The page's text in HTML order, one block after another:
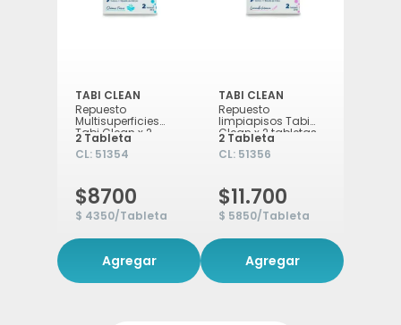
TABI CLEAN
Repuesto
Multisuperficies
Tabi Clean x 2
tabletas
2 Tableta
CL: 51354
$8700
$ 4350/Tableta
Agregar
TABI CLEAN
Repuesto
limpiapisos Tabi
Clean x 2 tabletas
2 Tableta
CL: 51356
$11.700
$ 5850/Tableta
Agregar